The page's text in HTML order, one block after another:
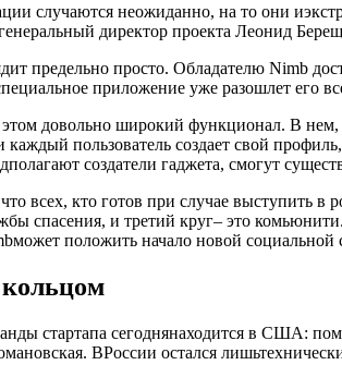
случаются неожиданно, на то они
директор проекта Леонид
предельно просто. Обладателю Nimb
приложение уже разошлет его
довольно широкий функционал. В нем,
каждый пользователь создает свой
создатели гаджета, смогут
всех, кто готов при случае выступить в
спасения, и третий круг– это
положить начало новой
стартапа сегоднянаходится в США:
ВРоссии остался